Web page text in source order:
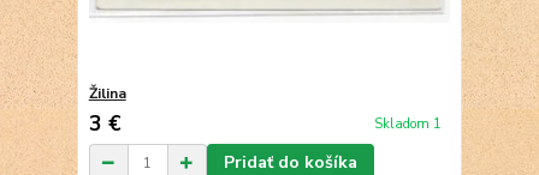
Žilina
3 € Skladom 1
Pridať do košíka